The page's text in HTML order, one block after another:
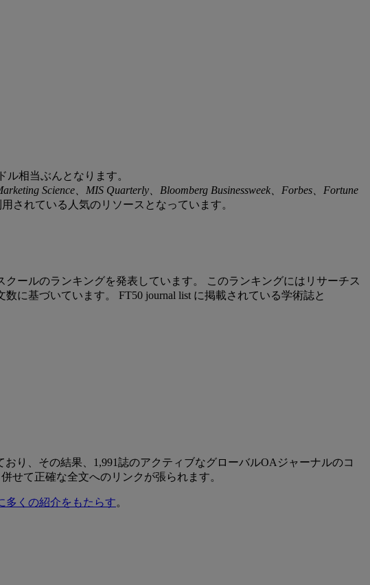
相当ぶんとなります。
Science、MIS Quarterly、Bloomberg Businessweek、Forbes、Fortune
されている人気のリソースとなっています。
ールのランキングを発表しています。 このランキングにはリサーチス
に基づいています。 FT50 journal list に掲載されている学術誌と
り、その結果、1,991誌のアクティブなグローバルOAジャーナルのコ
せて正確な全文へのリンクが張られます。
多くの紹介をもたらす。